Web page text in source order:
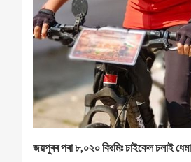
জয়পুৰৰ পৰা ৮,০২০ কিঃমিঃ চাইকেল চলাই